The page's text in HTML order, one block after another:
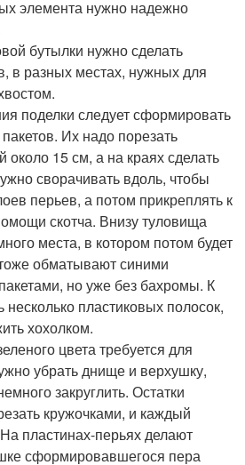
элемента нужно надежно
бутылки нужно сделать
в разных местах, нужных для
поделки следует сформировать
Их надо порезать
15 см, а на краях сделать
сворачивать вдоль, чтобы
перьев, а потом прикреплять к
скотча. Внизу туловища
места, в котором потом будет
обматывают синими
но уже без бахромы. К
несколько пластиковых полосок,
хохолком.
цвета требуется для
убрать днище и верхушку,
закруглить. Остатки
кружочками, и каждый
пластинах-перьях делают
сформировавшегося пера